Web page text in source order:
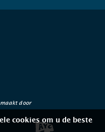
door
cookies om u de beste